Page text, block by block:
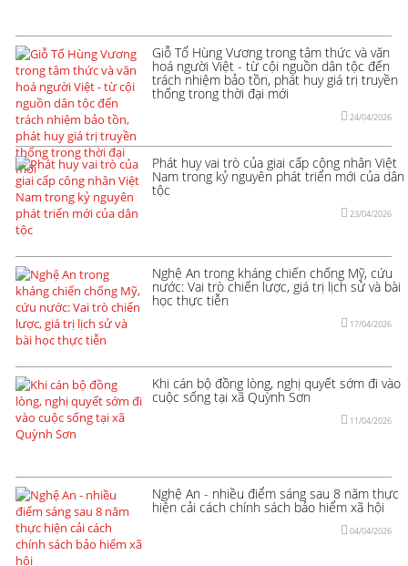
Giỗ Tổ Hùng Vương trong tâm thức và văn
hoá người Việt - từ cội nguồn dân tộc đến
trách nhiệm bảo tồn, phát huy giá trị truyền
thống trong thời đại mới
24/04/2026
Phát huy vai trò của giai cấp công nhân Việt
Nam trong kỷ nguyên phát triển mới của dân
tộc
23/04/2026
Nghệ An trong kháng chiến chống Mỹ, cứu
nước: Vai trò chiến lược, giá trị lịch sử và bài
học thực tiễn
17/04/2026
Khi cán bộ đồng lòng, nghị quyết sớm đi vào
cuộc sống tại xã Quỳnh Sơn
11/04/2026
Nghệ An - nhiều điểm sáng sau 8 năm thực
hiện cải cách chính sách bảo hiểm xã hội
04/04/2026